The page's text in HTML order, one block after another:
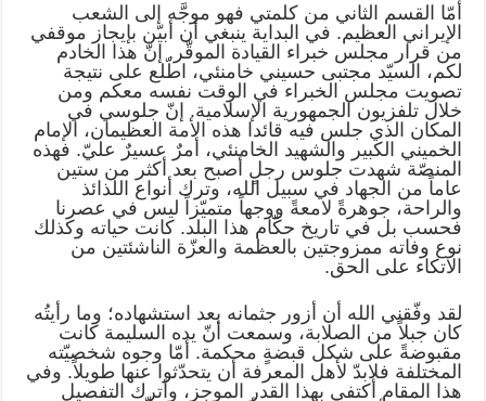
أمّا القسم الثاني من كلمتي فهو موجَّه إلى الشعب
الإيراني العظيم. في البداية ينبغي أن أبيّن بإيجاز موقفي
من قرار مجلس خبراء القيادة الموقّر. إنّ هذا الخادم
لكم، السيّد مجتبى حسيني خامنئي، اطّلع على نتيجة
تصويت مجلس الخبراء في الوقت نفسه معكم ومن
خلال تلفزيون الجمهورية الإسلامية. إنّ جلوسي في
المكان الذي جلس فيه قائدا هذه الأمة العظيمان، الإمام
الخميني الكبير والشهيد الخامنئي، أمرٌ عسيرٌ عليّ. فهذه
المنصّة شهدت جلوس رجلٍ أصبح بعد أكثر من ستين
عاماً من الجهاد في سبيل الله، وترك أنواع اللذائذ
والراحة، جوهرةً لامعةً ووجهاً متميّزاً ليس في عصرنا
فحسب بل في تاريخ حكّام هذا البلد. كانت حياته وكذلك
نوع وفاته ممزوجتين بالعظمة والعزّة الناشئتين من
الاتكاء على الحق.
لقد وفّقني الله أن أزور جثمانه بعد استشهاده؛ وما رأيتُه
كان جبلاً من الصلابة، وسمعت أنّ يده السليمة كانت
مقبوضةً على شكل قبضةٍ محكمة. أمّا وجوه شخصيّته
المختلفة فلابدّ لأهل المعرفة أن يتحدّثوا عنها طويلاً. وفي
هذا المقام أكتفي بهذا القدر الموجز، وأترك التفصيل